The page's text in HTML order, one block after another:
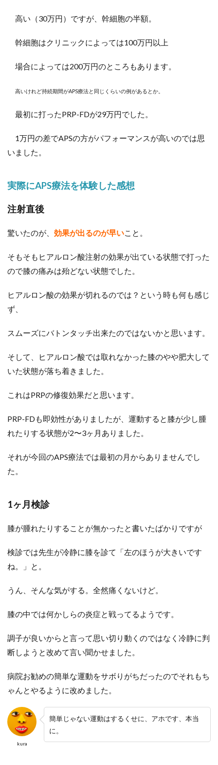
高い（30万円）ですが、幹細胞の半額。
幹細胞はクリニックによっては100万円以上
場合によっては200万円のところもあります。
高いけれど持続期間がAPS療法と同じくらいの例があるとか。
最初に打ったPRP-FDが29万円でした。
1万円の差でAPSの方がパフォーマンスが高いのでは思
いました。
実際にAPS療法を体験した感想
注射直後
驚いたのが、 効果が出るのが早いこと。
そもそもヒアルロン酸注射の効果が出ている状態で打った
ので膝の痛みは殆どない状態でした。
ヒアルロン酸の効果が切れるのでは？という時も何も感じ
ず、
スムーズにバトンタッチ出来たのではないかと思います。
そして、ヒアルロン酸では取れなかった膝のやや肥大して
いた状態が落ち着きました。
これはPRPの修復効果だと思います。
PRP-FDも即効性がありましたが、運動すると膝が少し腫
れたりする状態が2〜3ヶ月ありました。
それが今回のAPS療法では最初の月からありませんでし
た。
1ヶ月検診
膝が腫れたりすることが無かったと書いたばかりですが
検診では先生が冷静に膝を診て「左のほうが大きいです
ね。」と。
うん、そんな気がする。全然痛くないけど。
膝の中では何かしらの炎症と戦ってるようです。
調子が良いからと言って思い切り動くのではなく冷静に判
断しようと改めて言い聞かせました。
病院お勧めの簡単な運動をサボりがちだったのでそれもち
ゃんとやるように改めました。
kura
簡単じゃない運動はするくせに、アホです、本当
に。